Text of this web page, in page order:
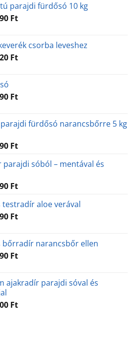
Ft.990 Ft.
parajdi fürdősó 10 kg
Ft.
FtCurrent
6990 Ft.
csorba leveshez
Ft.
FtCurrent
Ft.
FtCurrent
1490 Ft.
fürdősó narancsbőrre 5 kg
FtCurrent
is:
parajdi sóból – mentával és
Ft.
FtCurrent
is:
3490 Ft.
testradír aloe verával
Ft.
FtCurrent
3490 Ft.
bőrradír narancsbőr ellen
Ft.
FtCurrent
3490 Ft.
ajakradír parajdi sóval és
FtCurrent